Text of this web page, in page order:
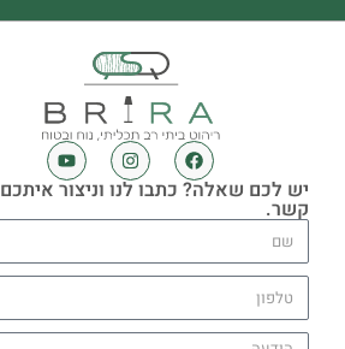
יש לכם שאלה? כתבו לנו וניצור איתכם
קשר.